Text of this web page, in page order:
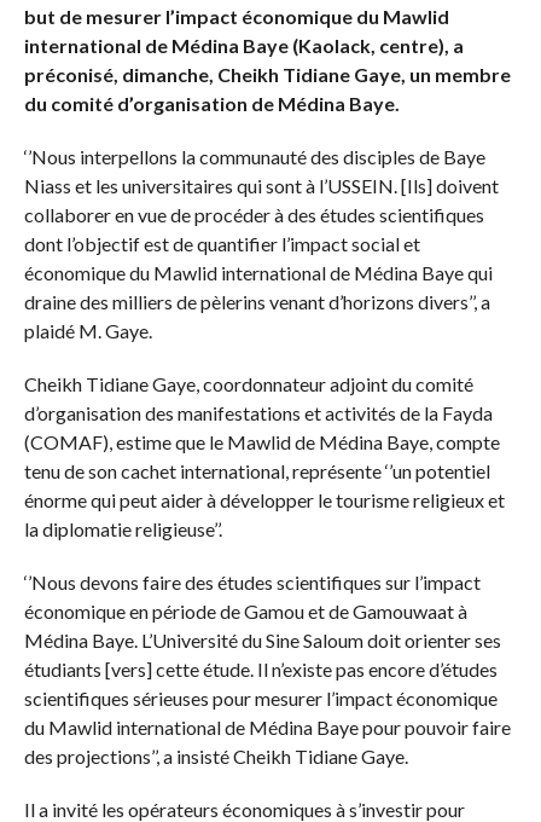
but de mesurer l’impact économique du Mawlid
international de Médina Baye (Kaolack, centre), a
préconisé, dimanche, Cheikh Tidiane Gaye, un membre
du comité d’organisation de Médina Baye.
‘’Nous interpellons la communauté des disciples de Baye
Niass et les universitaires qui sont à l’USSEIN. [Ils] doivent
collaborer en vue de procéder à des études scientifiques
dont l’objectif est de quantifier l’impact social et
économique du Mawlid international de Médina Baye qui
draine des milliers de pèlerins venant d’horizons divers’’, a
plaidé M. Gaye.
Cheikh Tidiane Gaye, coordonnateur adjoint du comité
d’organisation des manifestations et activités de la Fayda
(COMAF), estime que le Mawlid de Médina Baye, compte
tenu de son cachet international, représente ‘’un potentiel
énorme qui peut aider à développer le tourisme religieux et
la diplomatie religieuse’’.
‘’Nous devons faire des études scientifiques sur l’impact
économique en période de Gamou et de Gamouwaat à
Médina Baye. L’Université du Sine Saloum doit orienter ses
étudiants [vers] cette étude. Il n’existe pas encore d’études
scientifiques sérieuses pour mesurer l’impact économique
du Mawlid international de Médina Baye pour pouvoir faire
des projections’’, a insisté Cheikh Tidiane Gaye.
Il a invité les opérateurs économiques à s’investir pour